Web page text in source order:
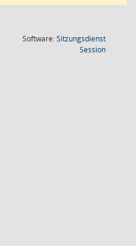
Software:Sitzungsdienst
Session(Wird in